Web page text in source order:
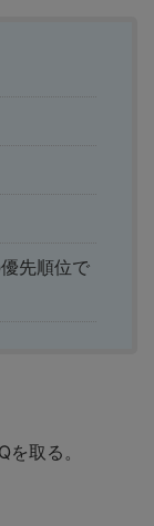
先順位で
取る。